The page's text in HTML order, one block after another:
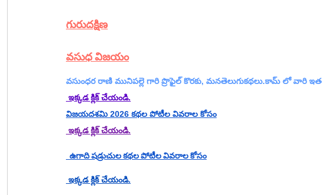
గురుదక్షిణ
వసుధ విజయం​
వసుంధర రాణి మునిపల్లె గారి ప్రొఫైల్ కొరకు, మనతెలుగుకథలు.కామ్ లో వారి
ఇక్కడ క్లిక్ చేయండి.
విజయదశమి 2026 కథల పోటీల వివరాల కోసం
ఇక్కడ క్లిక్ చేయండి.
ఉగాది షడ్రుచుల కథల పోటీల వివరాల కోసం
ఇక్కడ క్లిక్ చేయండి.